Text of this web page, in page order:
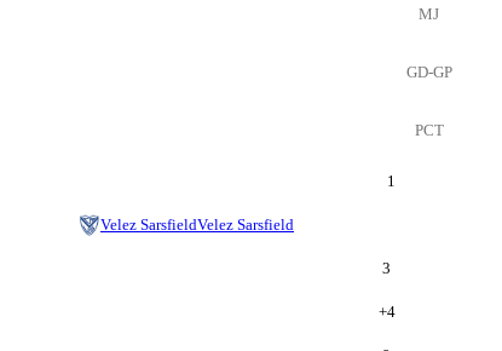
MJ
GD-GP
PCT
1
Velez SarsfieldVelez Sarsfield
3
+4